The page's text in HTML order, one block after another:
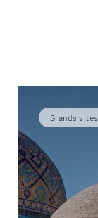
Grands sites